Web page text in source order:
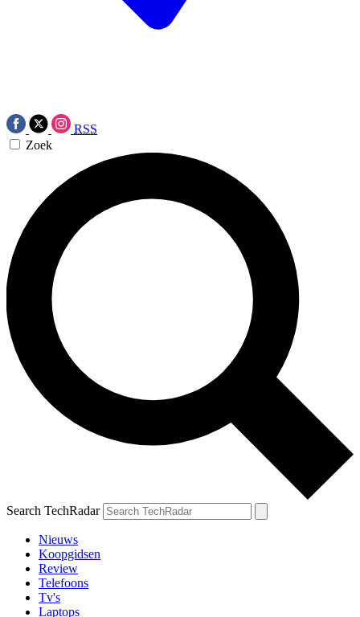
RSS
Zoek
Search TechRadar
Nieuws
Koopgidsen
Review
Telefoons
Tv's
Laptops